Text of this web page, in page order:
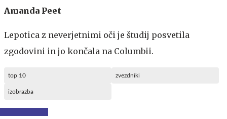
Amanda Peet
Lepotica z neverjetnimi oči je študij posvetila
zgodovini in jo končala na Columbii.
top 10 zvezdniki
izobrazba